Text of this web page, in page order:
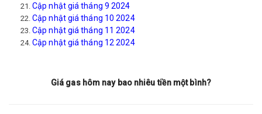
Cập nhật giá tháng 9 2024
Cập nhật giá tháng 10 2024
Cập nhật giá tháng 11 2024
Cập nhật giá tháng 12 2024
Giá gas hôm nay bao nhiêu tiền một bình?